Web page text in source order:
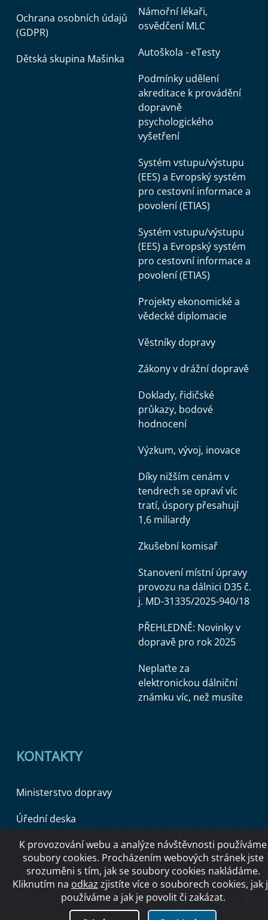
Ochrana osobních údajů
(GDPR)
Dětská skupina Mašinka
Námořní lékaři,
osvědčení MLC
Autoškola - eTesty
Podmínky udělení
akreditace k provádění
dopravně
psychologického
vyšetření
Systém vstupu/výstupu
(EES) a Evropský systém
pro cestovní informace a
povolení (ETIAS)
Systém vstupu/výstupu
(EES) a Evropský systém
pro cestovní informace a
povolení (ETIAS)
Projekty ekonomické a
vědecké diplomacie
Věstníky dopravy
Zákony v drážní dopravě
Doklady, řidičské
průkazy, bodové
hodnocení
Výzkum, vývoj, inovace
Díky nižším cenám v
tendrech se opraví víc
tratí, úspory přesahují
1,6 miliardy
Zkušební komisař
Stanovení místní úpravy
provozu na dálnici D35 č.
j. MD-31335/2025-940/18
PŘEHLEDNĚ: Novinky v
dopravě pro rok 2025
Neplaťte za
elektronickou dálniční
známku víc, než musíte
KONTAKTY
Ministerstvo dopravy
Úřední deska
Copyright © 2026 Ministerstvo dopravy ČR
O přístupnosti
K provozování webu a analýze návštěvnosti používáme
soubory cookies. Procházením webových stránek jste
srozuměni s tím, jak se soubory cookies nakládáme.
Kliknutím na odkaz zjistíte více o souborech cookies, jak
používáme a jak je povolit či zakázat.